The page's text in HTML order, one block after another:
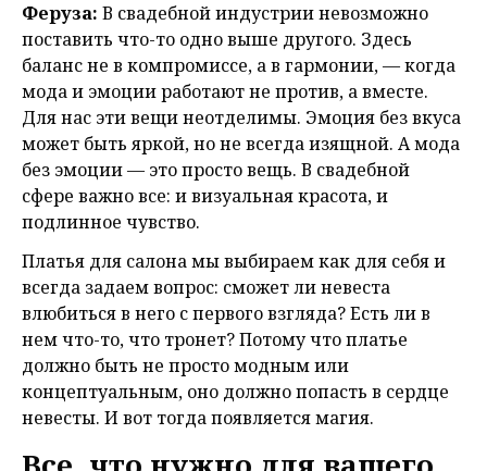
Феруза: В свадебной индустрии невозможно
поставить что-то одно выше другого. Здесь
баланс не в компромиссе, а в гармонии, — когда
мода и эмоции работают не против, а вместе.
Для нас эти вещи неотделимы. Эмоция без вкуса
может быть яркой, но не всегда изящной. А мода
без эмоции — это просто вещь. В свадебной
сфере важно все: и визуальная красота, и
подлинное чувство.
Платья для салона мы выбираем как для себя и
всегда задаем вопрос: сможет ли невеста
влюбиться в него с первого взгляда? Есть ли в
нем что-то, что тронет? Потому что платье
должно быть не просто модным или
концептуальным, оно должно попасть в сердце
невесты. И вот тогда появляется магия.